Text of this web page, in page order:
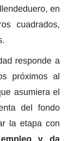
en
cuadrados,
responde a
próximos al
asumiera el
del fondo
la etapa con